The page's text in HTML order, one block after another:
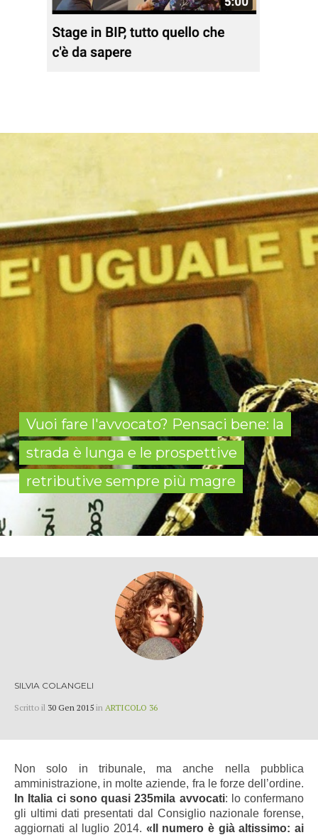
Vuoi fare l'avvocato? Pensaci bene: la
strada è lunga e le prospettive
retributive sempre più magre
SILVIA COLANGELI
Scritto il 30 Gen 2015 in ARTICOLO 36
Non solo in tribunale, ma anche nella pubblica
amministrazione, in molte aziende, fra le forze dell’ordine.
n Italia ci sono quasi 235mila avvocati: lo confermano
gli ultimi dati presentati dal Consiglio nazionale forense,
aggiornati al luglio 2014. «Il numero è già altissimo: ai